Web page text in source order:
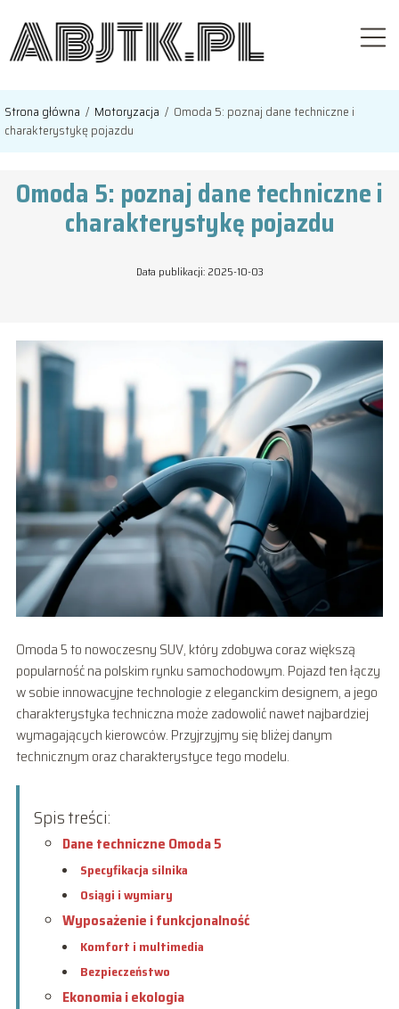
Strona główna / Motoryzacja / Omoda 5: poznaj dane techniczne i
charakterystykę pojazdu
Omoda 5: poznaj dane techniczne i
charakterystykę pojazdu
Data publikacji: 2025-10-03
Omoda 5 to nowoczesny SUV, który zdobywa coraz większą
popularność na polskim rynku samochodowym. Pojazd ten łączy
w sobie innowacyjne technologie z eleganckim designem, a jego
charakterystyka techniczna może zadowolić nawet najbardziej
wymagających kierowców. Przyjrzyjmy się bliżej danym
technicznym oraz charakterystyce tego modelu.
Spis treści:
Dane techniczne Omoda 5
Specyfikacja silnika
Osiągi i wymiary
Wyposażenie i funkcjonalność
Komfort i multimedia
Bezpieczeństwo
Ekonomia i ekologia